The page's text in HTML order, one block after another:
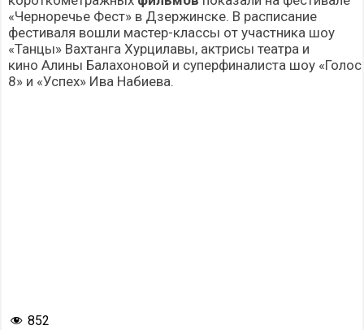
«Черноречье Фест» в Дзержинске. В расписание
фестиваля вошли мастер-классы от участника шоу
«Танцы» Вахтанга Хурцилавы, актрисы театра и
кино Алины Балахоновой и суперфиналиста шоу «Голос
8» и «Успех» Ива Набиева.
852